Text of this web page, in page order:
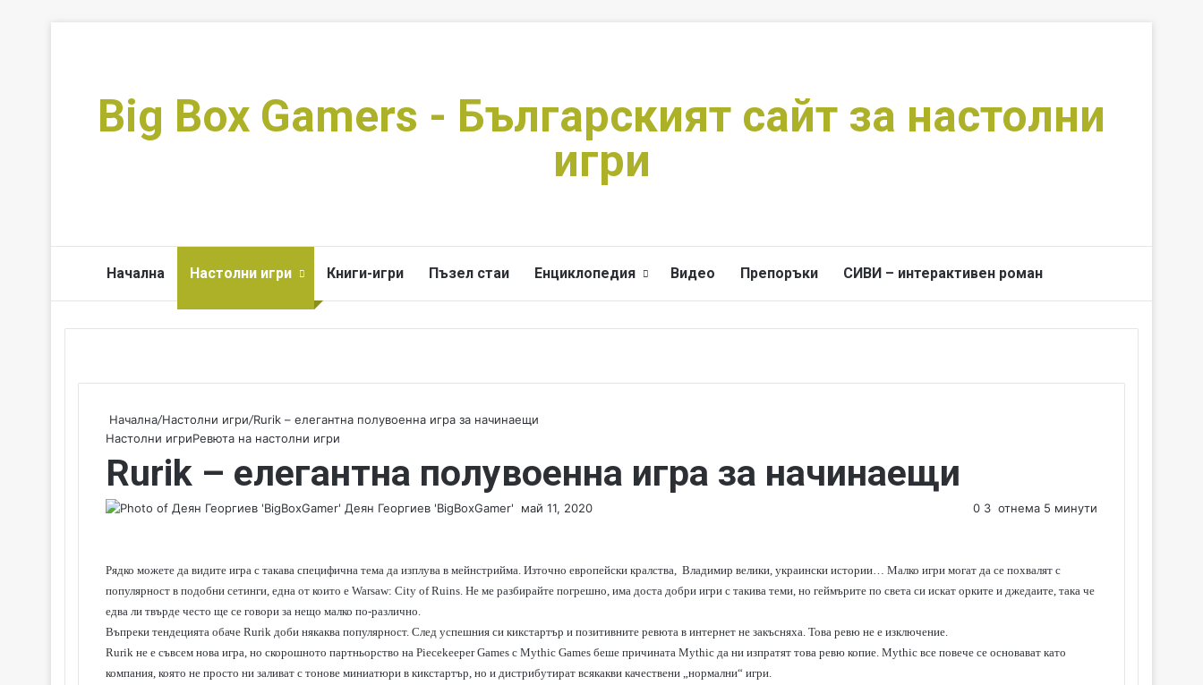
Big Box Gamers - Българският сайт за настолни
игри
Начална Настолни игри Книги-игри Пъзел стаи Енциклопедия Видео Препоръки СИВИ – интерактивен роман
Начална/Настолни игри/Rurik – елегантна полувоенна игра за начинаещи
Настолни игриРевюта на настолни игри
Rurik – елегантна полувоенна игра за начинаещи
Деян Георгиев 'BigBoxGamer'
S
d
n
m
a
i
май 11, 2020 0 3 отнема 5 минути
Рядко можете да видите игра с такава специфична тема да изплува в мейнстрийма. Източно европейски кралства, Владимир велики, украински истории… Малко игри могат да се похвалят с
популярност в подобни сетинги, една от които е Warsaw: City of Ruins. Не ме разбирайте погрешно, има доста добри игри с такива теми, но геймърите по света си искат орките и джедаите, така че
едва ли твърде често ще се говори за нещо малко по-различно.
Въпреки тендецията обаче Rurik доби някаква популярност. След успешния си кикстартър и позитивните ревюта в интернет не закъсняха. Това ревю не е изключение.
Rurik не е съвсем нова игра, но скорошното партньорство на Piecekeeper Games с Mythic Games беше причината Mythic да ни изпратят това ревю копие. Мythic все повече се основават като
компания, която не просто ни заливат с тонове миниатюри в кикстартър, но и дистрибутират всякакви качествени „нормални“ игри.